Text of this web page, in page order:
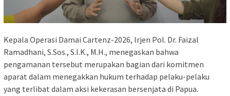
Kepala Operasi Damai Cartenz-2026, Irjen Pol. Dr. Faizal
Ramadhani, S.Sos., S.I.K., M.H., menegaskan bahwa
pengamanan tersebut merupakan bagian dari komitmen
aparat dalam menegakkan hukum terhadap pelaku-pelaku
yang terlibat dalam aksi kekerasan bersenjata di Papua.